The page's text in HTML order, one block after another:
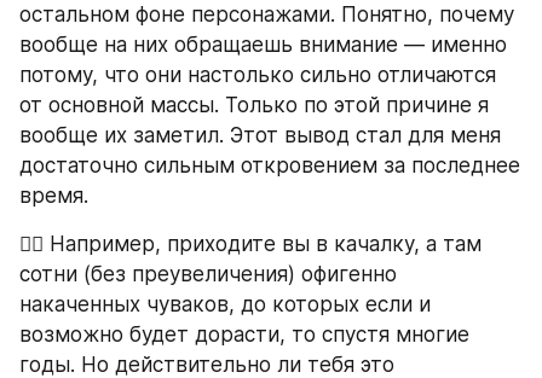
остальном фоне персонажами. Понятно, почему
вообще на них обращаешь внимание — именно
потому, что они настолько сильно отличаются
от основной массы. Только по этой причине я
вообще их заметил. Этот вывод стал для меня
достаточно сильным откровением за последнее
время.
🏋️‍♂️ Например, приходите вы в качалку, а там
сотни (без преувеличения) офигенно
накаченных чуваков, до которых если и
возможно будет дорасти, то спустя многие
годы. Но действительно ли тебя это